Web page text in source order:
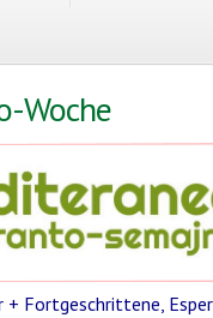
Woche
+ Fortgeschrittene,